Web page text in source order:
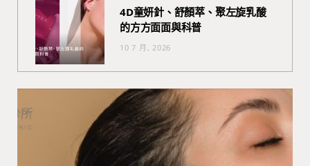
4D童妍針、舒顏萃、聚左旋乳酸
的方方面面與科普
10 7 月, 2026